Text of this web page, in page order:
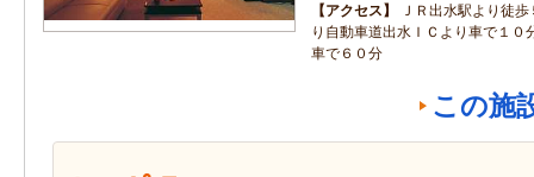
アクセス
ＪＲ出水駅より徒
り自動車道出水ＩＣより車で１０
車で６０分
この施